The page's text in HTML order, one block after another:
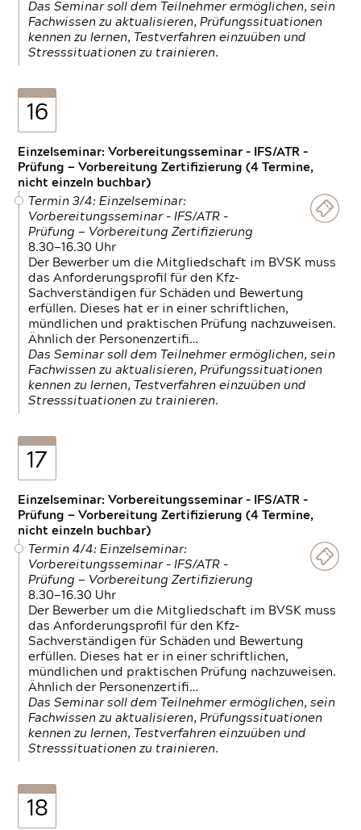
Das Seminar soll dem Teilnehmer ermöglichen, sein
Fachwissen zu aktualisieren, Prüfungssituationen
kennen zu lernen, Testverfahren einzuüben und
Stresssituationen zu trainieren.
16
Einzelseminar: Vorbereitungsseminar - IFS/ATR -
Prüfung — Vorbereitung Zertifizierung (4 Termine,
nicht einzeln buchbar)
Termin 3/4: Einzelseminar:
Vorbereitungsseminar - IFS/ATR -
Prüfung — Vorbereitung Zertifizierung
8.30—16.30 Uhr
Der Bewerber um die Mitgliedschaft im BVSK muss
das Anforderungsprofil für den Kfz-
Sachverständigen für Schäden und Bewertung
erfüllen. Dieses hat er in einer schriftlichen,
mündlichen und praktischen Prüfung nachzuweisen.
Ähnlich der Personenzertifi…
Das Seminar soll dem Teilnehmer ermöglichen, sein
Fachwissen zu aktualisieren, Prüfungssituationen
kennen zu lernen, Testverfahren einzuüben und
Stresssituationen zu trainieren.
17
Einzelseminar: Vorbereitungsseminar - IFS/ATR -
Prüfung — Vorbereitung Zertifizierung (4 Termine,
nicht einzeln buchbar)
Termin 4/4: Einzelseminar:
Vorbereitungsseminar - IFS/ATR -
Prüfung — Vorbereitung Zertifizierung
8.30—16.30 Uhr
Der Bewerber um die Mitgliedschaft im BVSK muss
das Anforderungsprofil für den Kfz-
Sachverständigen für Schäden und Bewertung
erfüllen. Dieses hat er in einer schriftlichen,
mündlichen und praktischen Prüfung nachzuweisen.
Ähnlich der Personenzertifi…
Das Seminar soll dem Teilnehmer ermöglichen, sein
Fachwissen zu aktualisieren, Prüfungssituationen
kennen zu lernen, Testverfahren einzuüben und
Stresssituationen zu trainieren.
18